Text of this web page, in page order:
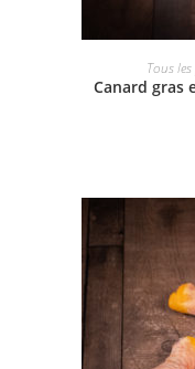
Tous
Canard gras